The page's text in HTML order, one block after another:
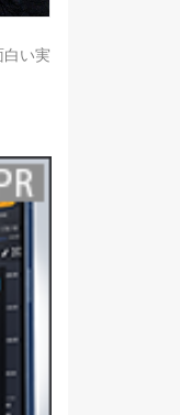
白い実